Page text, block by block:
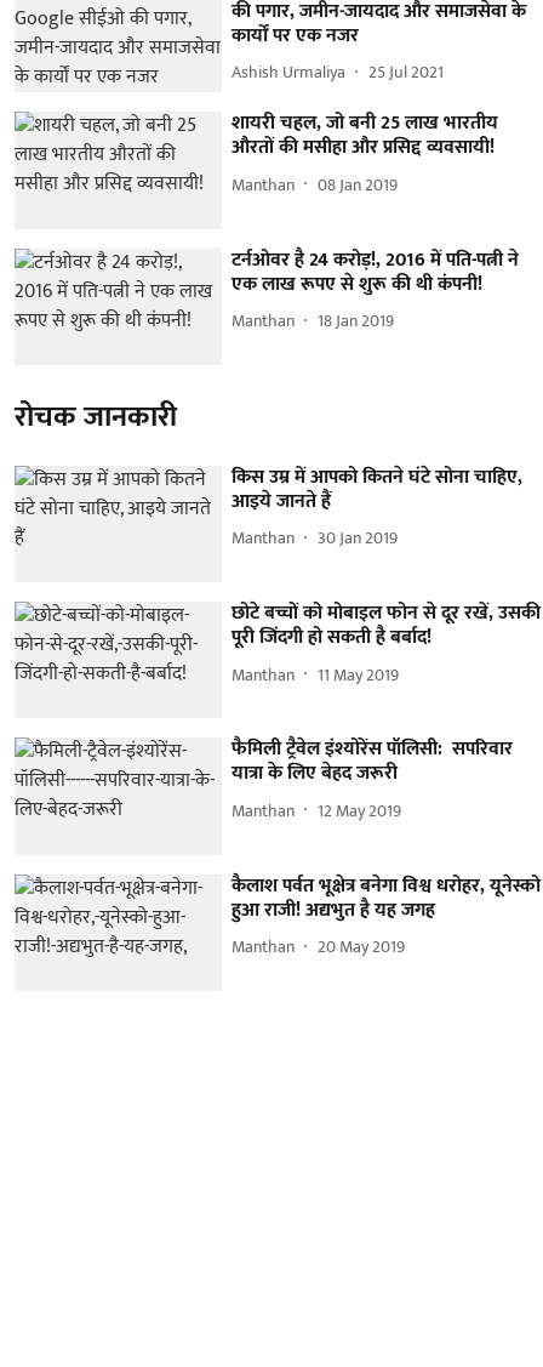
की पगार, जमीन-जायदाद और समाजसेवा के
कार्यों पर एक नजर
Ashish Urmaliya 25 Jul 2021
शायरी चहल, जो बनी 25 लाख भारतीय
औरतों की मसीहा और प्रसिद्द व्यवसायी!
Manthan 08 Jan 2019
टर्नओवर है 24 करोड़!, 2016 में पति-पत्नी ने
एक लाख रूपए से शुरू की थी कंपनी!
Manthan 18 Jan 2019
रोचक जानकारी
किस उम्र में आपको कितने घंटे सोना चाहिए,
आइये जानते हैं
Manthan 30 Jan 2019
छोटे बच्चों को मोबाइल फोन से दूर रखें, उसकी
पूरी जिंदगी हो सकती है बर्बाद!
Manthan 11 May 2019
फैमिली ट्रैवेल इंश्योरेंस पॉलिसी: सपरिवार
यात्रा के लिए बेहद जरूरी
Manthan 12 May 2019
कैलाश पर्वत भूक्षेत्र बनेगा विश्व धरोहर, यूनेस्को
हुआ राजी! अद्यभुत है यह जगह
Manthan 20 May 2019